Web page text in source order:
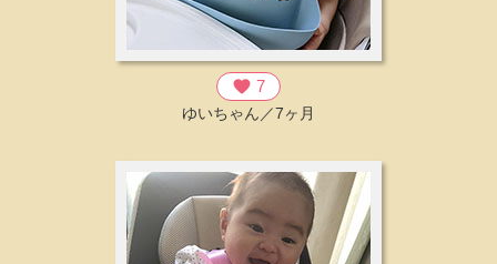
favorite 7
ゆいちゃん／7ヶ月